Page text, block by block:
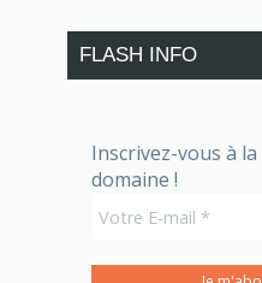
FLASH INFO
Inscrivez-vous à
domaine !